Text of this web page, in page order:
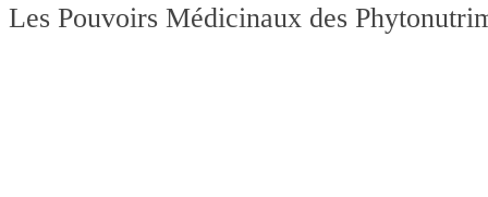
Les Pouvoirs Médicinaux des